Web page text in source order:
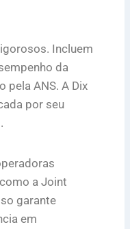
Incluem
da
pela ANS. A Dix
por seu
a Joint
garante
em